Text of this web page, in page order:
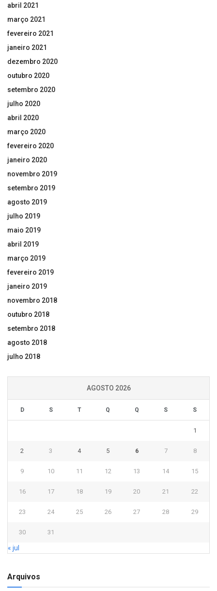
abril 2021
março 2021
fevereiro 2021
janeiro 2021
dezembro 2020
outubro 2020
setembro 2020
julho 2020
abril 2020
março 2020
fevereiro 2020
janeiro 2020
novembro 2019
setembro 2019
agosto 2019
julho 2019
maio 2019
abril 2019
março 2019
fevereiro 2019
janeiro 2019
novembro 2018
outubro 2018
setembro 2018
agosto 2018
julho 2018
AGOSTO 2026
D S T Q Q S S
1
2 3 4 5 6 7 8
9 10 11 12 13 14 15
16 17 18 19 20 21 22
23 24 25 26 27 28 29
30 31
« jul
Arquivos